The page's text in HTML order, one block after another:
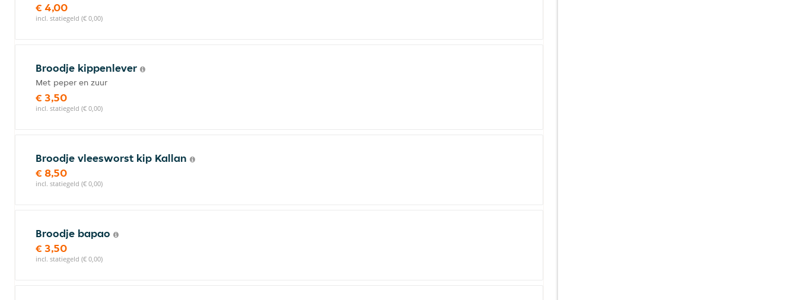
€ 4,00
incl. statiegeld (€ 0,00)
Broodje kippenlever
Met peper en zuur
€ 3,50
incl. statiegeld (€ 0,00)
Broodje vleesworst kip Kallan
€ 8,50
incl. statiegeld (€ 0,00)
Broodje bapao
€ 3,50
incl. statiegeld (€ 0,00)